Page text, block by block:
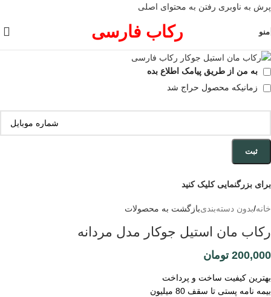
پرش به ناوبری رفتن به محتوای اصلی
منو رکاب فارسی
به من از طریق پیامک اطلاع بده
زمانیکه محصول حراج شد
ثبت
برای بزرگنمایی کلیک کنید
خانه/بدون دسته‌بندیبازگشت به محصولات
رکاب مان استیل جوکار مدل مردانه
200,000 تومان
بهترین کیفیت ساخت و پرداخت
بیمه نامه پستی تا سقف 80 میلیون